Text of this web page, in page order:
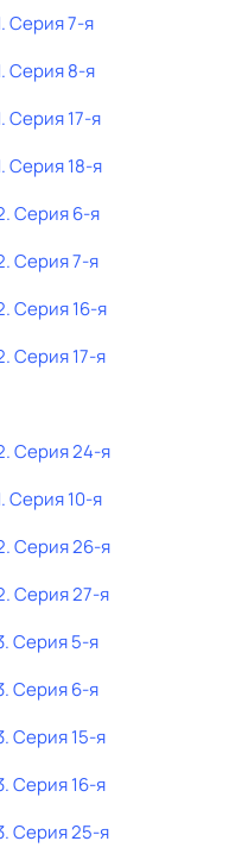
. Серия 7-я
. Серия 8-я
. Серия 17-я
. Серия 18-я
. Серия 6-я
. Серия 7-я
. Серия 16-я
. Серия 17-я
. Серия 24-я
. Серия 10-я
. Серия 26-я
. Серия 27-я
. Серия 5-я
. Серия 6-я
. Серия 15-я
. Серия 16-я
. Серия 25-я